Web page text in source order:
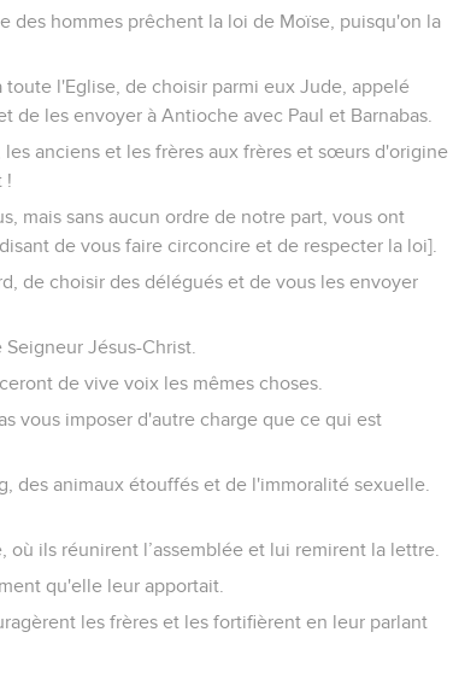
des hommes prêchent la loi de Moïse, puisqu'on la
l'Eglise, de choisir parmi eux Jude, appelé
de les envoyer à Antioche avec Paul et Barnabas.
les anciens et les frères aux frères et sœurs d'origine
!
mais sans aucun ordre de notre part, vous ont
de vous faire circoncire et de respecter la loi].
de choisir des délégués et de vous les envoyer
Jésus-Christ.
de vive voix les mêmes choses.
vous imposer d'autre charge que ce qui est
des animaux étouffés et de l'immoralité sexuelle.
où ils réunirent l’assemblée et lui remirent la lettre.
qu'elle leur apportait.
les frères et les fortifièrent en leur parlant